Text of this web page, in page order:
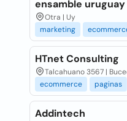
ensamble
Otra | Uy
marketing
HTnet Consulting
Talcahuano 3567 |
ecommerce
paginas
Addintech